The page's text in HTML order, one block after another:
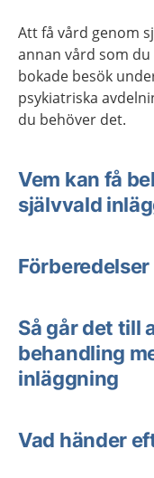
Att få vård genom
annan vård som
bokade besök
psykiatriska
du behöver det.
Vem kan få
självvald
Förberedelser
Så går det till
behandling
inläggning
Vad händer